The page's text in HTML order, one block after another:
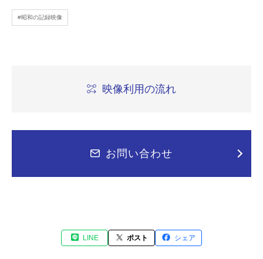
#昭和の記録映像
映像利用の流れ
お問い合わせ
LINE ポスト シェア